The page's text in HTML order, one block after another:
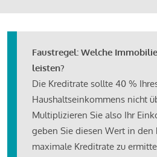
Faustregel: Welche
leisten?
Die Kreditrate sollte 40 %
Haushaltseinkommens nicht
Multiplizieren Sie also Ihr
geben Sie diesen Wert in den
maximale Kreditrate zu